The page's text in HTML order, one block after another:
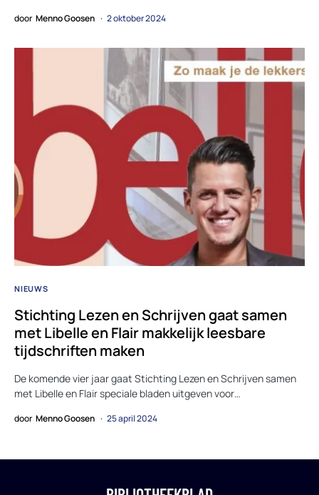
door Menno Goosen 2 oktober 2024
NIEUWS
Stichting Lezen en Schrijven gaat samen
met Libelle en Flair makkelijk leesbare
tijdschriften maken
De komende vier jaar gaat Stichting Lezen en Schrijven samen
met Libelle en Flair speciale bladen uitgeven voor…
door Menno Goosen 25 april 2024